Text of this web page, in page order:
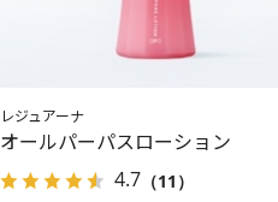
レジュアーナ
オールパーパスローション
4.7（11）